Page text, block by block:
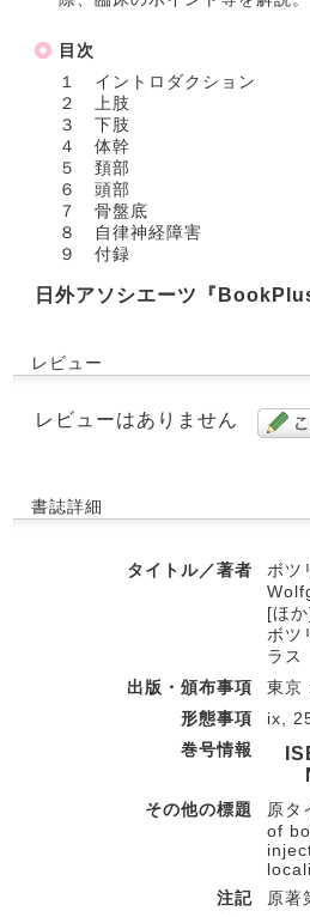
目次
１ イントロダクション
２ 上肢
３ 下肢
４ 体幹
５ 頚部
６ 頭部
７ 骨盤底
８ 自律神経障害
９ 付録
日外アソシエーツ『
レビュー
レビューはありません
書誌詳細
タイトル／著者
ボツ
[ほ
ボツ
ラス
出版・頒布事項
東京
形態事項
ix,
巻号情報
その他の標題
原
of
注記
原著